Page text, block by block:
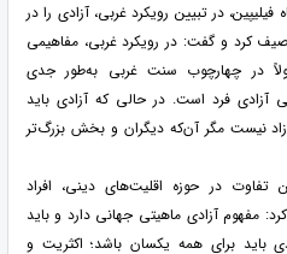
در تبیین رویکرد غربی، آزادی را در
کرد و گفت: در رویکرد غربی، مفاهیمی
در چهارچوب سنت غربی به‌طور جدی
آزادی فرد است. در حالی که آزادی باید
نیست مگر آن‌که دیگران و بخش بزرگ‌تر
تفاوت در حوزه اقلیت‌های دینی، افراد
مفهوم آزادی ماهیتی جهانی دارد و باید
باید برای همه یکسان باشد؛ اکثریت و